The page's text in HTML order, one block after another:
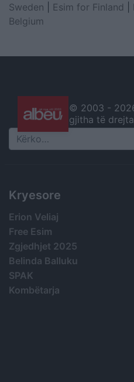
Sweden
Esim for Finland
Belgium
© 2003 -
gjitha të
Search
Kryesore
Erion Veliaj
Free Esim
Zgjedhjet 2025
Belinda Balluku
SPAK
Kombëtarja